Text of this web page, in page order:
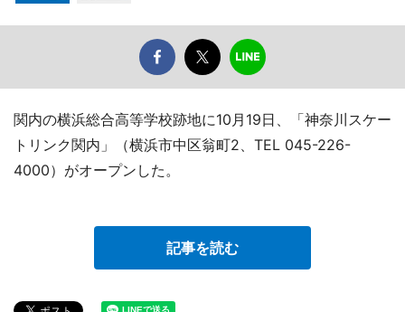
関内の横浜総合高等学校跡地に10月19日、「神奈川スケー
トリンク関内」（横浜市中区翁町2、TEL 045-226-
4000）がオープンした。
記事を読む